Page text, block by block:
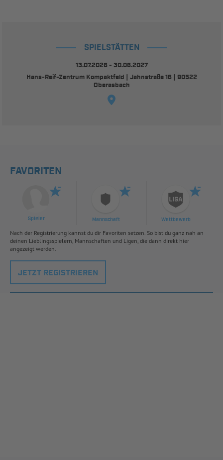
SPIELSTÄTTEN
13.07.2026 - 30.06.2027
Hans-Reif-Zentrum Kompaktfeld | Jahnstraße 16 | 90522
Oberasbach
FAVORITEN
Spieler Mannschaft Wettbewerb
Nach der Registrierung kannst du dir Favoriten setzen. So bist du ganz nah an
deinen Lieblingsspielern, Mannschaften und Ligen, die dann direkt hier
angezeigt werden.
JETZT REGISTRIEREN